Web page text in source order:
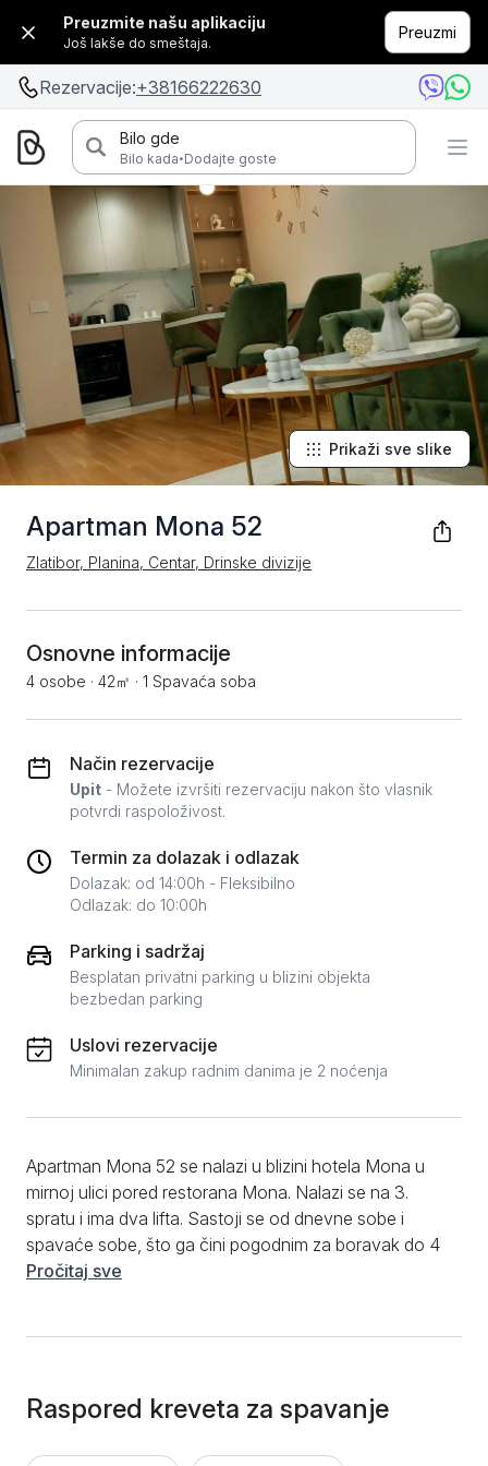
Preuzmite našu aplikaciju
Još lakše do smeštaja.
Preuzmi
Rezervacije:+38166222630
Bilo gde
Bilo kada·Dodajte goste
Apartman Mona 52
Zlatibor, Planina, Centar, Drinske divizije
Prikaži sve slike
Osnovne informacije
4 osobe · 42㎡ · 1 Spavaća soba
Način rezervacije
Upit - Možete izvršiti rezervaciju nakon što vlasnik
potvrdi raspoloživost.
Termin za dolazak i odlazak
Dolazak: od 14:00h - Fleksibilno
Odlazak: do 10:00h
Parking i sadržaj
Besplatan privatni parking u blizini objekta
bezbedan parking
Uslovi rezervacije
Minimalan zakup radnim danima je 2 noćenja
Apartman Mona 52 se nalazi u blizini hotela Mona u
mirnoj ulici pored restorana Mona. Nalazi se na 3.
spratu i ima dva lifta. Sastoji se od dnevne sobe i
spavaće sobe, što ga čini pogodnim za boravak do 4
osobe. Do strogog centra Zlatibora treba oko
sve neophodno za duži ili kraći boravak. Kupatilo je
opremljeno tuš kabinom i novim sanitarijama. Kada je
u pitanju prateći sadržaj, gostima su na raspolaganju
Pročitaj sve
Raspored kreveta za spavanje